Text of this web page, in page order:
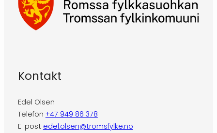
Kontakt
Edel Olsen
Telefon +47 949 86 378
E-post edel.olsen@tromsfylke.no